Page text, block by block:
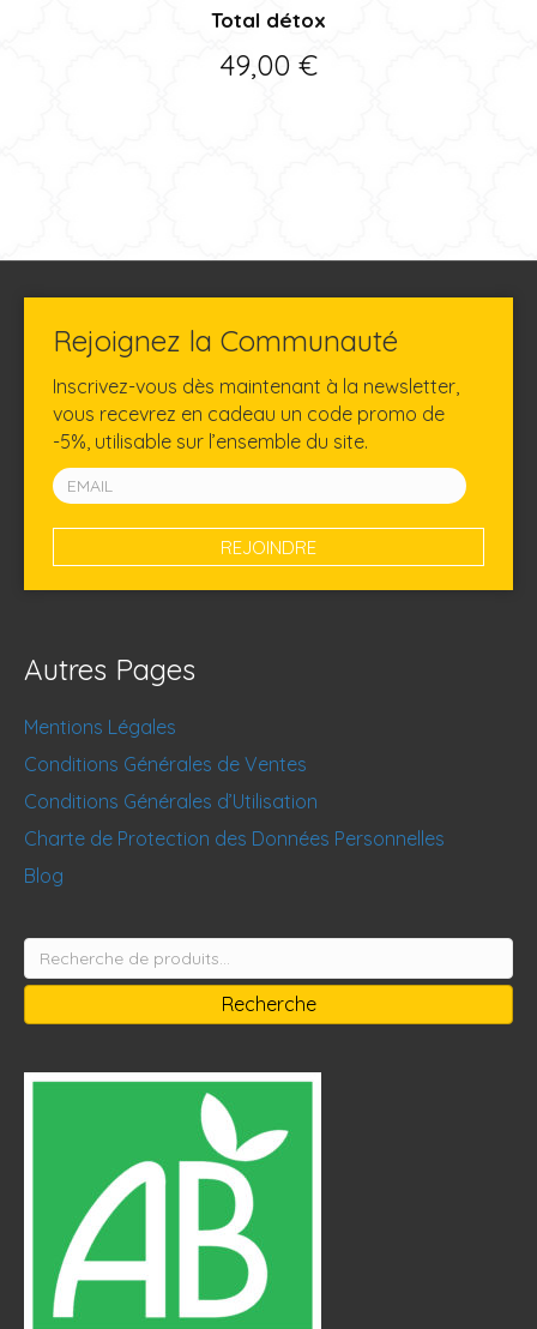
Total détox
49,00 €
Rejoignez la Communauté
Inscrivez-vous dès maintenant à la newsletter,
vous recevrez en cadeau un code promo de
-5%, utilisable sur l’ensemble du site.
Autres Pages
Mentions Légales
Conditions Générales de Ventes
Conditions Générales d’Utilisation
Charte de Protection des Données Personnelles
Blog
Recherche
pour :
Recherche